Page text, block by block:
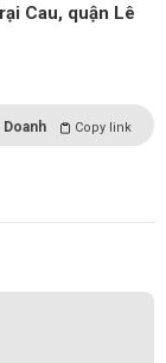
Cau, quận Lê
Doanh Copy link